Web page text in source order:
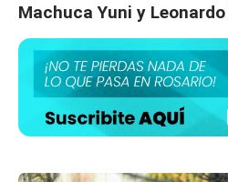
Machuca Yuni y